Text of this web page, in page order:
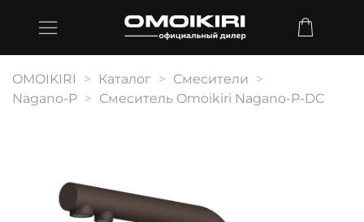
OMOIKIRI Каталог
Смесители
Nagano-P
Смеситель Omoikiri Nagano-P-DC